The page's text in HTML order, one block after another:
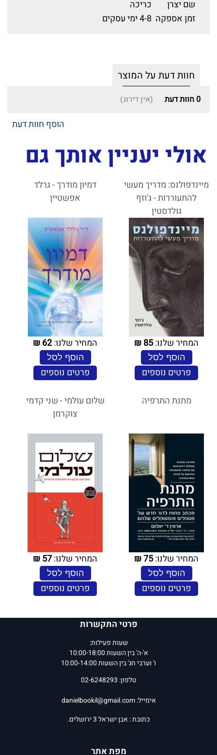
שם יצרן
כריכה
זמן אספקה 4-8 ימי עסקים
חוות דעת על המוצר
0 חוות דעת (אין דירוג)
הוסף חוות דעת
אולי יעניין אותך גם
מיינדפולנס: מדריך מעשי
להתעוררות - ג'וזף
גולדסטין
המחיר שלנו:85
₪
הוסף לסל
פרטים נוספים
דמיון מודרך - גרלד
אפשטיין
המחיר שלנו:62
₪
הוסף לסל
פרטים נוספים
מתנת התרפיה
המחיר שלנו:75
₪
הוסף לסל
פרטים נוספים
שלום עולמי - שני קדמי
צוקרמן
המחיר שלנו:57
₪
הוסף לסל
פרטים נוספים
פרטי התקשרות
שעות פעילות:
א'-ה' בין השעות 10:00-18:00
ו' וערבי חג' בין השעות 10:00-14:00
טלפון: 02-6248293
אימייל:danielbookil@gmail.com
כתובת : אבן ישראל 3 ירושלים.
מפת אתר